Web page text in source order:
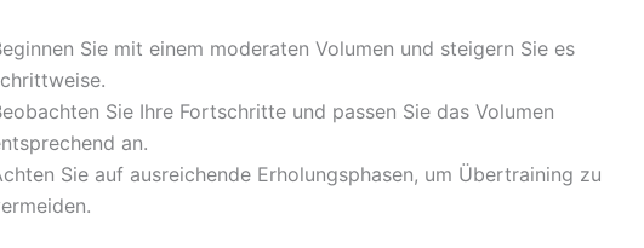
Sie mit einem moderaten Volumen und steigern Sie es
Sie Ihre Fortschritte und passen Sie das Volumen
an.
Sie auf ausreichende Erholungsphasen, um Übertraining zu